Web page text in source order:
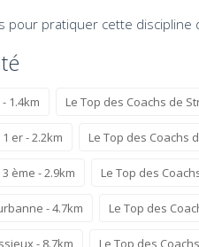
pour pratiquer cette discipline
1.4km Le Top des Coachs de
er - 2.2km Le Top des Coachs
ème - 2.9km Le Top des
- 4.7km Le Top des
- 8.7km Le Top des